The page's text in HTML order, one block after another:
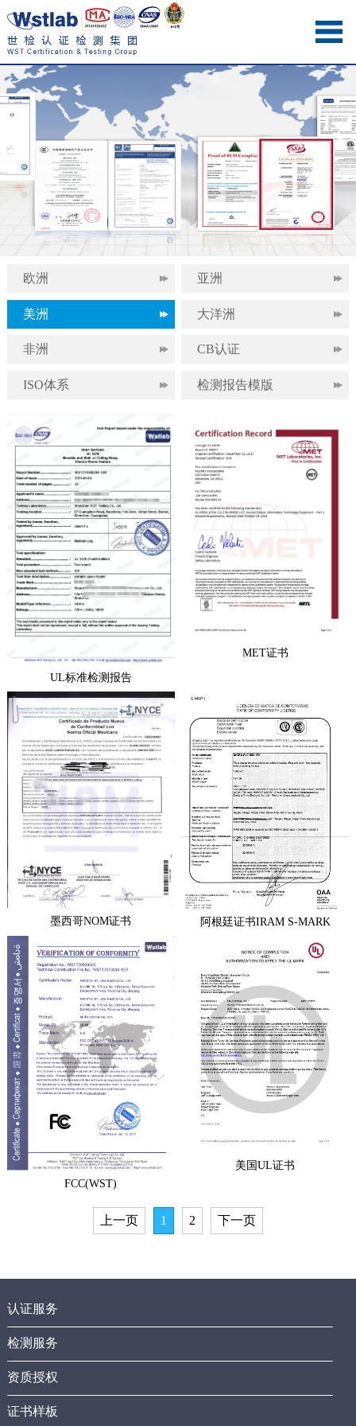
欧洲 亚洲
美洲 大洋洲
非洲 CB认证
ISO体系 检测报告模版
UL标准检测报告
MET证书
墨西哥NOM证书 阿根廷证书IRAM S-MARK
FCC(WST)
美国UL证书
上一页 1 2 下一页
认证服务
检测服务
资质授权
证书样板